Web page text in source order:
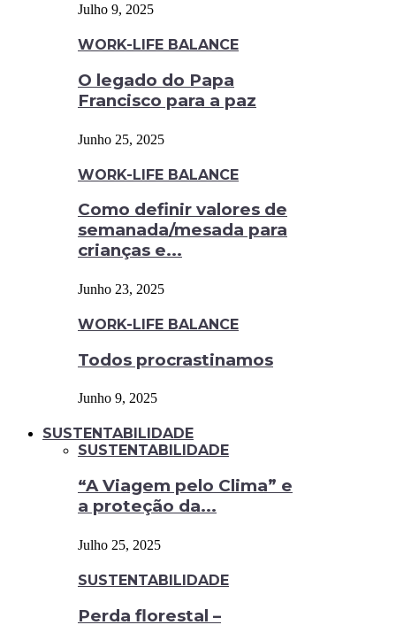
Julho 9, 2025
WORK-LIFE BALANCE
O legado do Papa
Francisco para a paz
Junho 25, 2025
WORK-LIFE BALANCE
Como definir valores de
semanada/mesada para
crianças e...
Junho 23, 2025
WORK-LIFE BALANCE
Todos procrastinamos
Junho 9, 2025
SUSTENTABILIDADE
SUSTENTABILIDADE
“A Viagem pelo Clima” e
a proteção da...
Julho 25, 2025
SUSTENTABILIDADE
Perda florestal –